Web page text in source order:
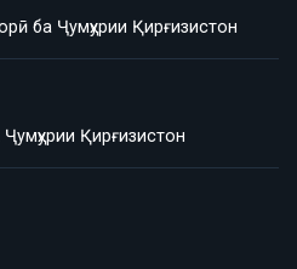
ба Ҷумҳурии Қирғизистон
Қирғизистон